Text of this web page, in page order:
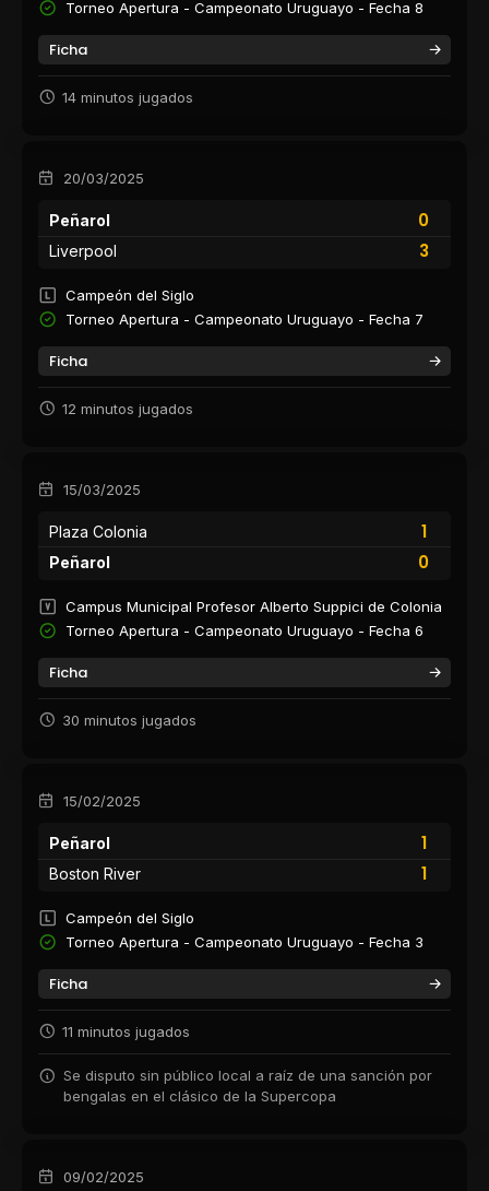
Torneo Apertura - Campeonato Uruguayo - Fecha 8
Ficha
14 minutos jugados
20/03/2025
Peñarol
0
3
Liverpool
Campeón del Siglo
Torneo Apertura - Campeonato Uruguayo - Fecha 7
Ficha
12 minutos jugados
15/03/2025
Plaza Colonia
1
0
Peñarol
Campus Municipal Profesor Alberto Suppici de Colonia
Torneo Apertura - Campeonato Uruguayo - Fecha 6
Ficha
30 minutos jugados
15/02/2025
Peñarol
1
1
Boston River
Campeón del Siglo
Torneo Apertura - Campeonato Uruguayo - Fecha 3
Ficha
11 minutos jugados
Se disputo sin público local a raíz de una sanción por
bengalas en el clásico de la Supercopa
09/02/2025